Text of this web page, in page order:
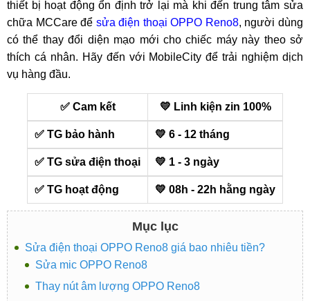
thiết bị hoạt động ổn định trở lại mà khi đến trung tâm sửa
chữa MCCare để sửa điện thoại OPPO Reno8, người dùng
có thể thay đổi diện mạo mới cho chiếc máy này theo sở
thích cá nhân. Hãy đến với MobileCity để trải nghiệm dịch
vụ hàng đầu.
✅ Cam kết 💛 Linh kiện zin 100%
✅ TG bảo hành 💛 6 - 12 tháng
✅ TG sửa điện thoại 💛 1 - 3 ngày
✅ TG hoạt động 💛 08h - 22h hằng ngày
Mục lục
Sửa điện thoại OPPO Reno8 giá bao nhiêu tiền?
Sửa mic OPPO Reno8
Thay nút âm lượng OPPO Reno8